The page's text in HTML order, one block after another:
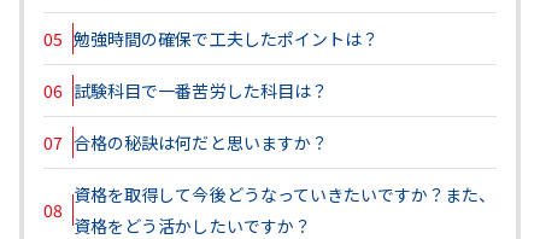
05 勉強時間の確保で工夫したポイントは？
06 試験科目で一番苦労した科目は？
07 合格の秘訣は何だと思いますか？
08
資格を取得して今後どうなっていきたいですか？また、
資格をどう活かしたいですか？